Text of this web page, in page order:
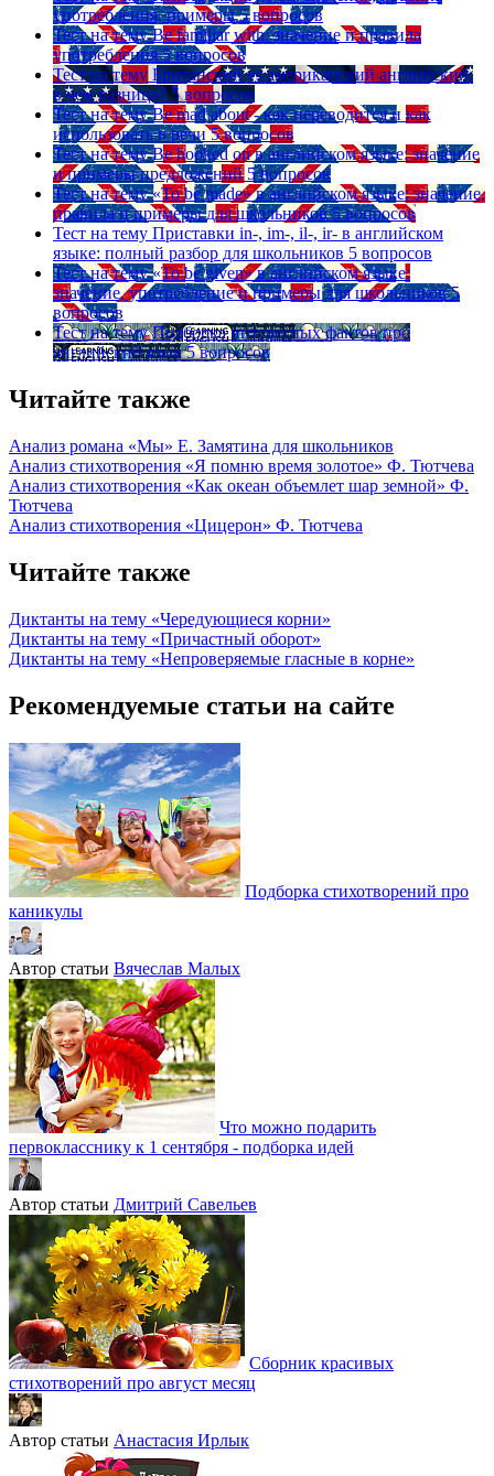
употребления, примеры 5 вопросов
Тест на тему Be familiar with: значение и правила
употребления 5 вопросов
Тест на тему Британский vs американский английский:
в чем разница? 5 вопросов
Тест на тему Be mad about - как переводится и как
использовать в речи 5 вопросов
Тест на тему Be hooked on в английском языке: значение
и примеры предложений 5 вопросов
Тест на тему «To be made» в английском языке: значение,
правила и примеры для школьников 5 вопросов
Тест на тему Приставки in-, im-, il-, ir- в английском
языке: полный разбор для школьников 5 вопросов
Тест на тему «To be given» в английском языке:
значение, употребление и примеры для школьников 5
вопросов
Тест на тему Подборка интересных фактов про
английский язык 5 вопросов
Читайте также
Анализ романа «Мы» Е. Замятина для школьников
Анализ стихотворения «Я помню время золотое» Ф. Тютчева
Анализ стихотворения «Как океан объемлет шар земной» Ф.
Тютчева
Анализ стихотворения «Цицерон» Ф. Тютчева
Читайте также
Диктанты на тему «Чередующиеся корни»
Диктанты на тему «Причастный оборот»
Диктанты на тему «Непроверяемые гласные в корне»
Рекомендуемые статьи на сайте
Подборка стихотворений про
каникулы
Автор статьи Вячеслав Малых
Что можно подарить
первокласснику к 1 сентября - подборка идей
Автор статьи Дмитрий Савельев
Сборник красивых
стихотворений про август месяц
Автор статьи Анастасия Ирлык